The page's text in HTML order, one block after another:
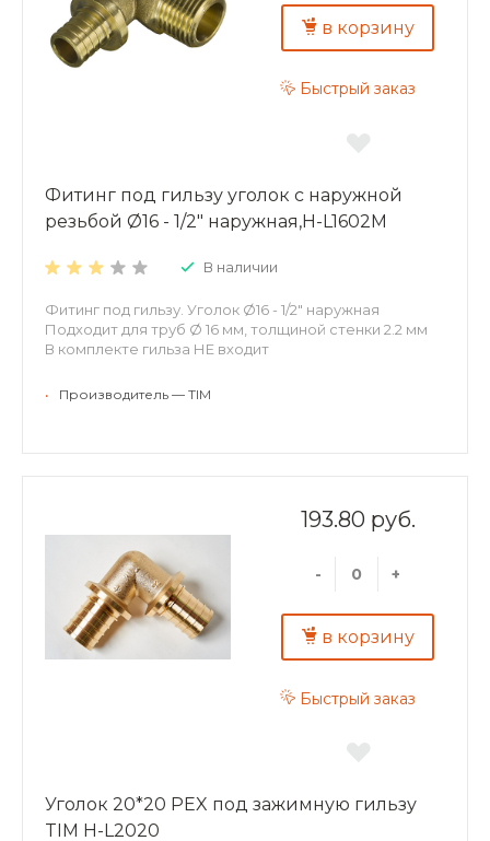
в корзину
Быстрый заказ
Фитинг под гильзу уголок с наружной
резьбой Ø16 - 1/2" наружная,H-L1602M
В наличии
Фитинг под гильзу. Уголок Ø16 - 1/2" наружная
Подходит для труб Ø 16 мм, толщиной стенки 2.2 мм
В комплекте гильза НЕ входит
• Производитель — TIM
193.80 руб.
- +
в корзину
Быстрый заказ
Уголок 20*20 PEX под зажимную гильзу
TIM H-L2020